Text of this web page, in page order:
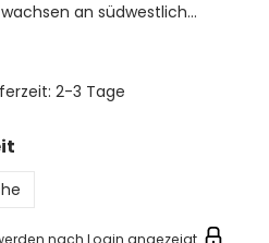
an südwestlich
Galestro und Kalk-Stein,
Rubinrot mit
Bouquet ist vielschichtig
von Aromen reifer
Gewürzen und einem
2-3 Tage
nach Login angezeigt